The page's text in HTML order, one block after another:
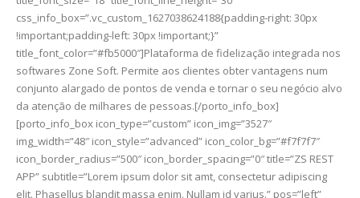
css_info_box=”.vc_custom_1627038624188{padding-right: 30px
!important;padding-left: 30px !important;}”
title_font_color=”#fb5000″]Plataforma de fidelização integrada nos
softwares Zone Soft. Permite aos clientes obter vantagens num
conjunto alargado de pontos de venda e tornar o seu negócio alvo
da atenção de milhares de pessoas.[/porto_info_box]
[porto_info_box icon_type=”custom” icon_img=”3527″
img_width=”48″ icon_style=”advanced” icon_color_bg=”#f7f7f7″
icon_border_radius=”500″ icon_border_spacing=”0″ title=”ZS REST
APP” subtitle=”Lorem ipsum dolor sit amt, consectetur adipiscing
elit. Phasellus blandit massa enim. Nullam id varius.” pos=”left”